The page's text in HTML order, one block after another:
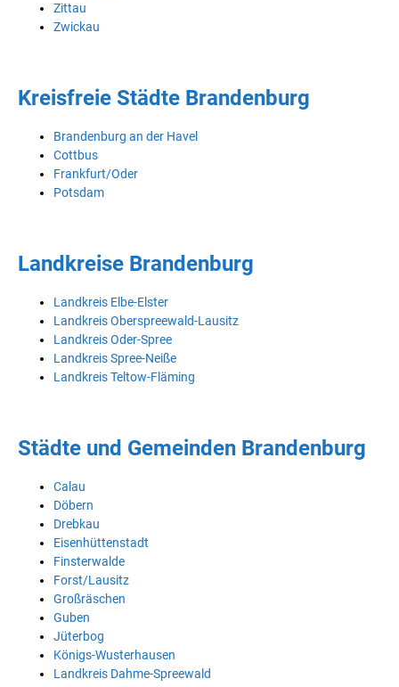
Zittau
Zwickau
Kreisfreie Städte Brandenburg
Brandenburg an der Havel
Cottbus
Frankfurt/Oder
Potsdam
Landkreise Brandenburg
Landkreis Elbe-Elster
Landkreis Oberspreewald-Lausitz
Landkreis Oder-Spree
Landkreis Spree-Neiße
Landkreis Teltow-Fläming
Städte und Gemeinden Brandenburg
Calau
Döbern
Drebkau
Eisenhüttenstadt
Finsterwalde
Forst/Lausitz
Großräschen
Guben
Jüterbog
Königs-Wusterhausen
Landkreis Dahme-Spreewald